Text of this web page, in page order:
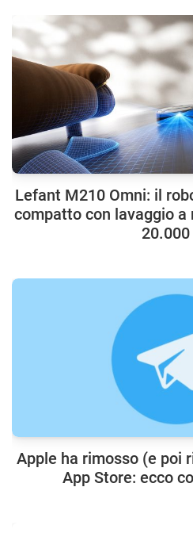
Lefant M210 Omni: il
compatto con lavaggio a
20.000
Apple ha rimosso (e poi
App Store: ecco